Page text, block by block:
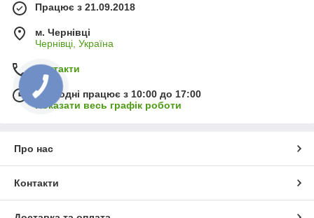
Працює з 21.09.2018
м. Чернівці
Чернівці, Україна
Контакти
Сьогодні працює з 10:00 до 17:00
Показати весь графік роботи
Про нас
Контакти